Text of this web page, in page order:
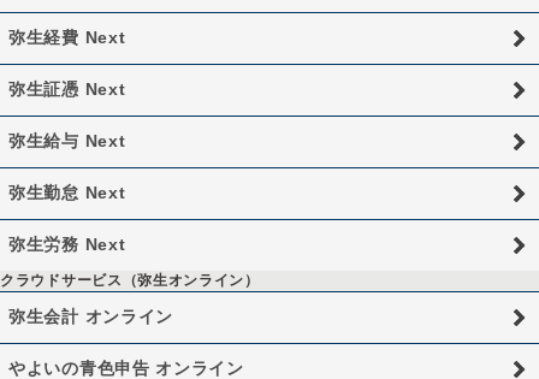
弥生経費 Next
弥生証憑 Next
弥生給与 Next
弥生勤怠 Next
弥生労務 Next
クラウドサービス（弥生オンライン）
弥生会計 オンライン
やよいの青色申告 オンライン